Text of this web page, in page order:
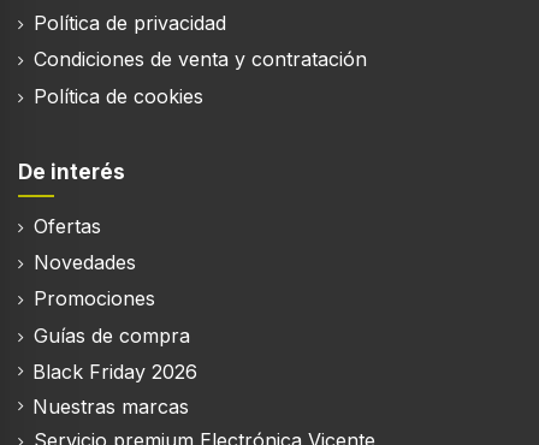
Gas
Potencia de la zona de cocción 3
4300 W
Alrededor
Forma de la zona de cocción grande
Alrededor
Color del producto
Negro, Acero inoxidable
Tipo de instalación
Encimera
Política de privacidad
Condiciones de venta y contratación
Política de cookies
De interés
Ofertas
Novedades
Promociones
Guías de compra
Black Friday 2026
Nuestras marcas